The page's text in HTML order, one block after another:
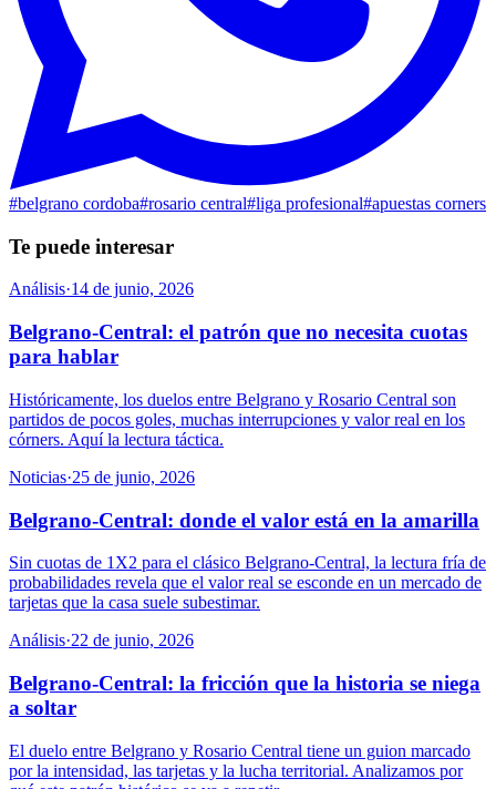
#belgrano cordoba#rosario central#liga profesional#apuestas corners
Te puede interesar
Análisis·14 de junio, 2026
Belgrano-Central: el patrón que no necesita cuotas
para hablar
Históricamente, los duelos entre Belgrano y Rosario Central son
partidos de pocos goles, muchas interrupciones y valor real en los
córners. Aquí la lectura táctica.
Noticias·25 de junio, 2026
Belgrano-Central: donde el valor está en la amarilla
Sin cuotas de 1X2 para el clásico Belgrano-Central, la lectura fría de
probabilidades revela que el valor real se esconde en un mercado de
tarjetas que la casa suele subestimar.
Análisis·22 de junio, 2026
Belgrano-Central: la fricción que la historia se niega
a soltar
El duelo entre Belgrano y Rosario Central tiene un guion marcado
por la intensidad, las tarjetas y la lucha territorial. Analizamos por